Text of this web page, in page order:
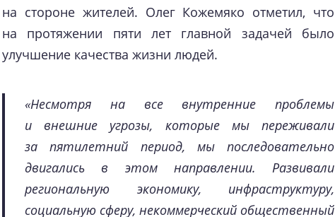
на стороне жителей. Олег Кожемяко отметил, что
на протяжении пяти лет главной задачей было
улучшение качества жизни людей.
«Несмотря на все внутренние проблемы
и внешние угрозы, которые мы переживали
за пятилетний период, мы последовательно
двигались в этом направлении. Развивали
региональную экономику, инфраструктуру,
социальную сферу, некоммерческий общественный